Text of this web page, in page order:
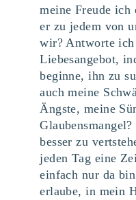
meine Freude ich
er zu jedem von
wir? Antworte ich
Liebesangebot,
beginne, ihn zu
auch meine
Ängste, meine
besser zu
jeden Tag eine
einfach nur da
erlaube, in mein